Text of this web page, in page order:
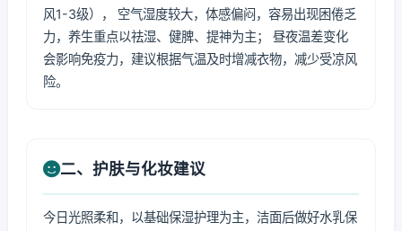
风1-3级）， 空气湿度较大，体感偏闷，容易出现困倦乏
力，养生重点以祛湿、健脾、提神为主； 昼夜温差变化
会影响免疫力，建议根据气温及时增减衣物，减少受凉风
险。
二、护肤与化妆建议
今日光照柔和，以基础保湿护理为主，洁面后做好水乳保